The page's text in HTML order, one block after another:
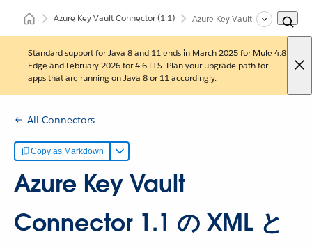
Azure Key Vault Connector(1.1) Azure Key Vault Connector の
Standard support for Java 8 and 11 ends in March 2025 for Mule 4.8
Edge and February 2026 for 4.6 LTS. Plan your upgrade path for
apps that are running on Java 8 or 11 accordingly.
All Connectors
Copy as Markdown
Azure Key Vault
Connector 1.1 の XML と